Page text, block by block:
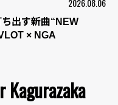
2026.08.06
出す新曲“NEW
× NGA
Kagurazaka